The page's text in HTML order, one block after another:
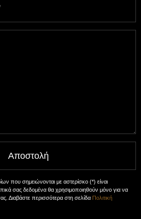
που σημειώνονται με αστερίσκο (*) είναι
σας δεδομένα θα χρησιμοποιηθούν μόνο για να
Διαβάστε περισσότερα στη σελίδα Πολιτική
Αποστολή